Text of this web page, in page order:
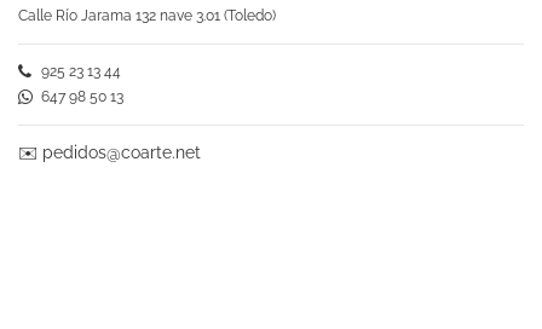
Calle Río Jarama 132 nave 3.01 (Toledo)
925 23 13 44
647 98 50 13
✉️ pedidos@coarte.net